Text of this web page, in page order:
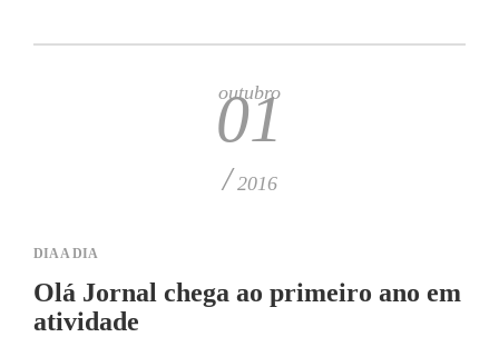
outubro
01
/ 2016
DIA A DIA
Olá Jornal chega ao primeiro ano em
atividade